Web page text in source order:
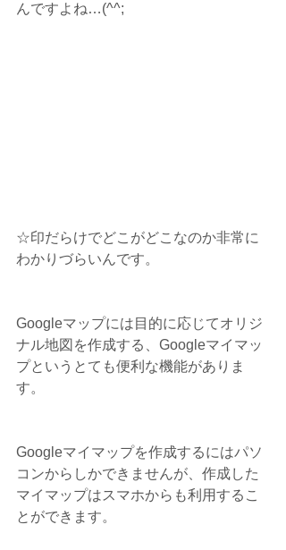
んですよね…(^^;
☆印だらけでどこがどこなのか非常に
わかりづらいんです。
Googleマップには目的に応じてオリジ
ナル地図を作成する、Googleマイマッ
プというとても便利な機能がありま
す。
Googleマイマップを作成するにはパソ
コンからしかできませんが、作成した
マイマップはスマホからも利用するこ
とができます。